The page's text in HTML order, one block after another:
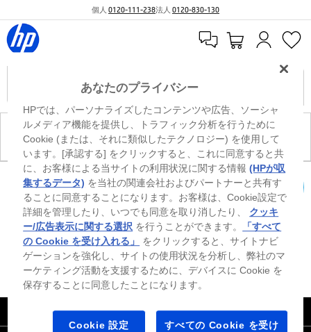
個人 0120-111-238法人 0120-830-130
現在、このカテゴリには商品がありません。
カートを確認
※ Windowsのすべてのエディションまたはバージョンで、すべての機能を使用でき
るわけではありません。Windowsの機能を最大限に活用するには、システムのハ
ードウェア、ドライバー、ソフトウェアのアップグレードおよび/または別途購
入、あるいはBIOSのアップデートが必要になる場合があります。Windowsは自動
的にアップデートされ、有効になります。高速インターネットとMicrosoftアカウ
ントが必要になります。ISPの料金が適用され、今後アップデートの際に要件が追
加される場合があります。http://www.windows.com 外部リンクアイコンをご覧く
ださい。
｜United States HP.com
あなたのプライバシー
HPでは、パーソナライズしたコンテンツや広告、ソーシャ
ルメディア機能を提供し、トラフィック分析を行うために
Cookie (または、それに類似したテクノロジー) を使用して
います。[承認する] をクリックすると、これに同意すると共
に、お客様による当サイトの利用状況に関する情報(HPが収
集するデータ) を当社の関連会社およびパートナーと共有す
ることに同意することになります。お客様は、Cookie設定で
詳細を管理したり、いつでも同意を取り消したり、 クッキ
ー/広告表示に関する選択 を行うことができます。
「すべて
の Cookie を受け入れる」
をクリックすると、サイトナビ
ゲーションを強化し、サイトの使用状況を分析し、弊社のマ
ーケティング活動を支援するために、デバイスに Cookie を
保存することに同意したことになります。
Cookie 設定
すべての Cookie を受け